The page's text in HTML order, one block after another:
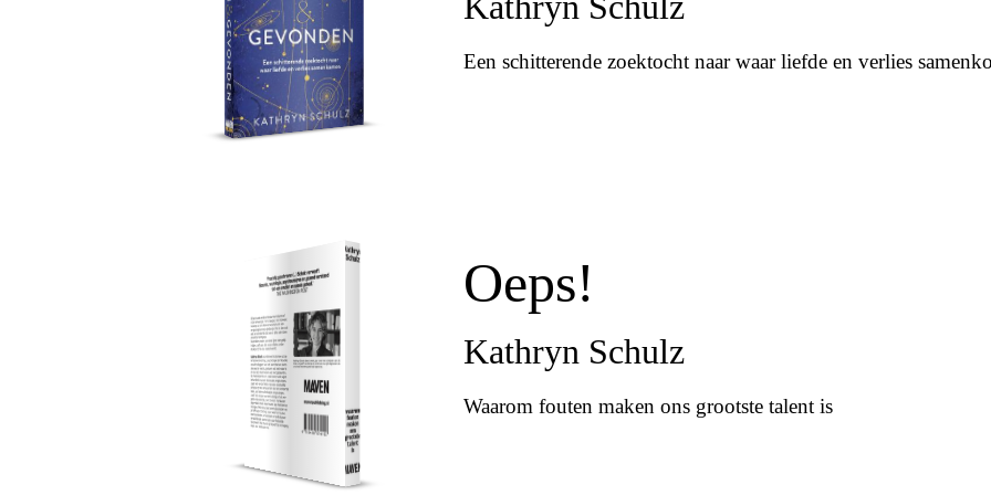
Een schitterende zoektocht naar waar liefde en verlies
Oeps!
Kathryn Schulz
Waarom fouten maken ons grootste talent is